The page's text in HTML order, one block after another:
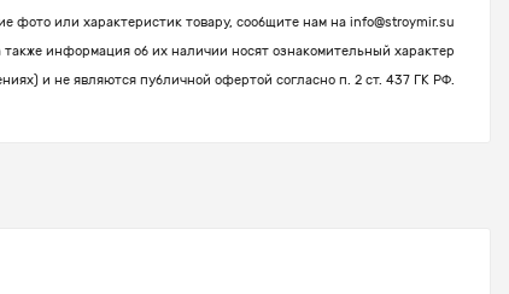
фото или характеристик товару, сообщите нам на info@stroymir.su
информация об их наличии носят ознакомительный характер
и не являются публичной офертой согласно п. 2 ст. 437 ГК РФ.